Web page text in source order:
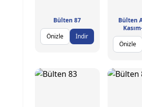
Bülten 87
Önizle
İndir
Bülten
Önizle